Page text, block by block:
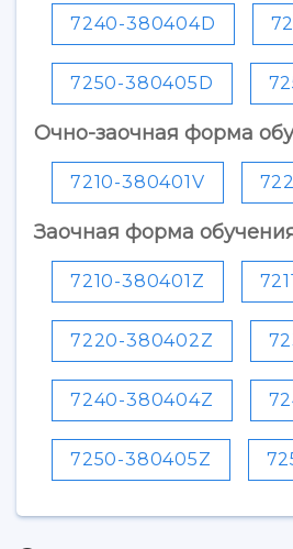
7240-380404D
7250-380405D
Очно-заочная форма
7210-380401V
Заочная форма
7210-380401Z
7220-380402Z
7240-380404Z
7250-380405Z